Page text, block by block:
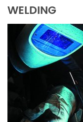
WELDING